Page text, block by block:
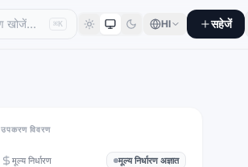
⌘K HI सहेजें
उपकरण विवरण
मूल्य निर्धारण मूल्य निर्धारण अज्ञात